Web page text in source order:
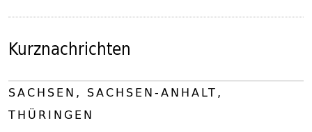
Kurznachrichten
SACHSEN, SACHSEN-ANHALT,
THÜRINGEN